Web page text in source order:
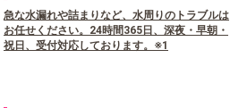
急な水漏れや詰まりなど、水周りのトラブルは
お任せください。24時間365日、深夜・早朝・
祝日、受付対応しております。※1